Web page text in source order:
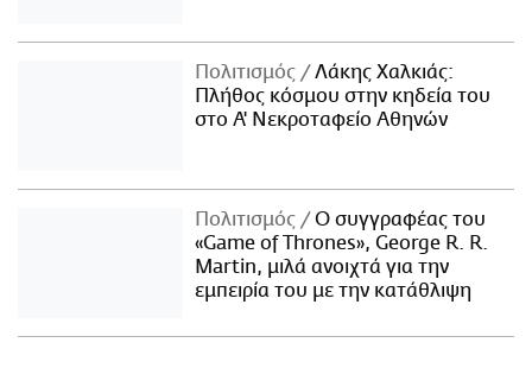
Πολιτισμός
Λάκης Χαλκιάς:
Πλήθος κόσμου στην κηδεία του
στο Α' Νεκροταφείο Αθηνών
Πολιτισμός
Ο συγγραφέας του
«Game of Thrones», George R. R.
Martin, μιλά ανοιχτά για την
εμπειρία του με την κατάθλιψη